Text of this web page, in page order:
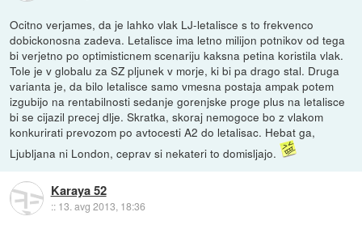
Ocitno verjames, da je lahko vlak LJ-letalisce s to frekvenco
dobickonosna zadeva. Letalisce ima letno milijon potnikov od tega
bi verjetno po optimisticnem scenariju kaksna petina koristila vlak.
Tole je v globalu za SZ pljunek v morje, ki bi pa drago stal. Druga
varianta je, da bilo letalisce samo vmesna postaja ampak potem
izgubijo na rentabilnosti sedanje gorenjske proge plus na letalisce
bi se cijazil precej dlje. Skratka, skoraj nemogoce bo z vlakom
konkurirati prevozom po avtocesti A2 do letalisac. Hebat ga,
Ljubljana ni London, ceprav si nekateri to domisljajo.
Karaya 52
:: 13. avg 2013, 18:36